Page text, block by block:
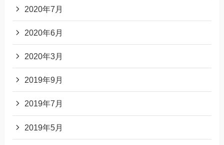
2020年7月
2020年6月
2020年3月
2019年9月
2019年7月
2019年5月